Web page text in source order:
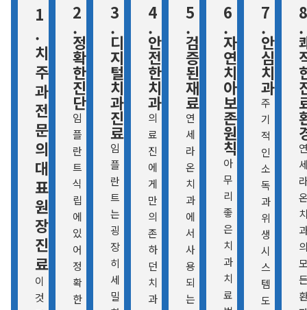
1
.
치
주
과
전
문
의
대
표
원
장
진
료
이
것
2
.
정
확
한
진
단
임
플
란
트
식
립
에
있
어
정
확
한
3
.
디
지
털
치
과
진
료
임
플
란
트
는
굉
장
히
세
밀
4
.
안
전
한
치
과
의
료
진
에
게
만
의
존
하
던
치
과
5
.
검
증
된
재
료
연
세
라
온
치
과
에
서
사
용
되
는
6
.
자
연
치
아
보
존
원
칙
아
무
리
좋
은
치
과
치
료
7
.
안
심
치
과
주
기
적
인
소
독
과
위
생
시
스
템
도
8
.